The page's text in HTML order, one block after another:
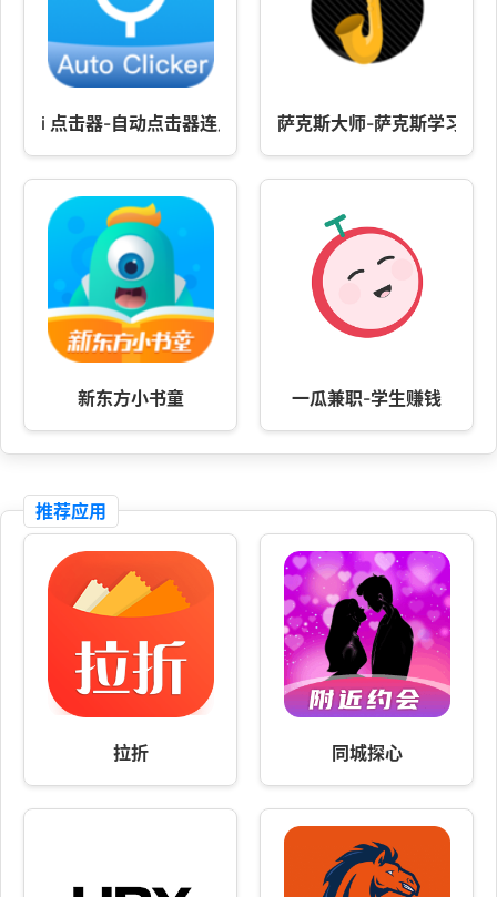
i 点击器-自动点击器连点器 萨克斯大师-萨克斯学习小
新东方小书童 一瓜兼职-学生赚钱
推荐应用
拉折 同城探心